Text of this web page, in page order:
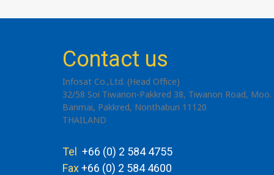
Contact us
Infosat Co.,Ltd. (Head Office)
32/58 Soi Tiwanon-Pakkred 38, Tiwanon Road, Moo.
Banmai, Pakkred, Nonthaburi 11120
THAILAND
Tel +66 (0) 2 584 4755
Fax+66 (0) 2 584 4600